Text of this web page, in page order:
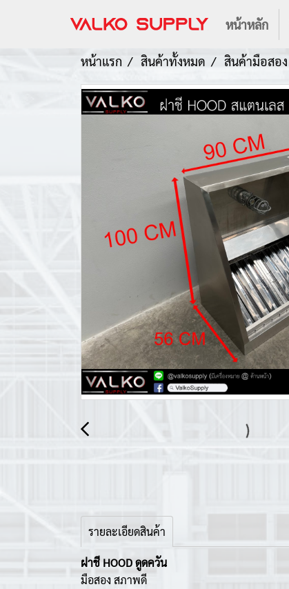
หน้าหลัก
หน้าแรก สินค้าทั้งหมด สินค้ามือสอง
รายละเอียดสินค้า
ฝาชี HOOD ดูดควัน
มือสอง สภาพดี